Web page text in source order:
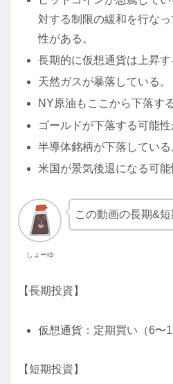
対する制限の緩和を行な
性がある。
長期的に仮想通貨は上昇す
天然ガスが暴落している。
NY原油もここから下落す
ゴールドが下落する可能性
半導体銘柄が下落している
米国が景気後退になる可能
しょーゆ
この動画の長期&
【長期投資】
仮想通貨：定期買い（6〜
【短期投資】